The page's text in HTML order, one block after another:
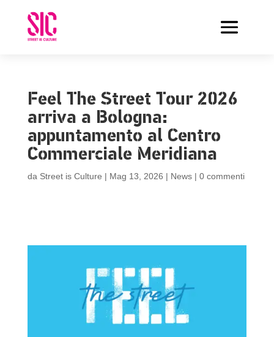
Feel The Street Tour 2026
arriva a Bologna:
appuntamento al Centro
Commerciale Meridiana
da Street is Culture | Mag 13, 2026 | News| 0 commenti